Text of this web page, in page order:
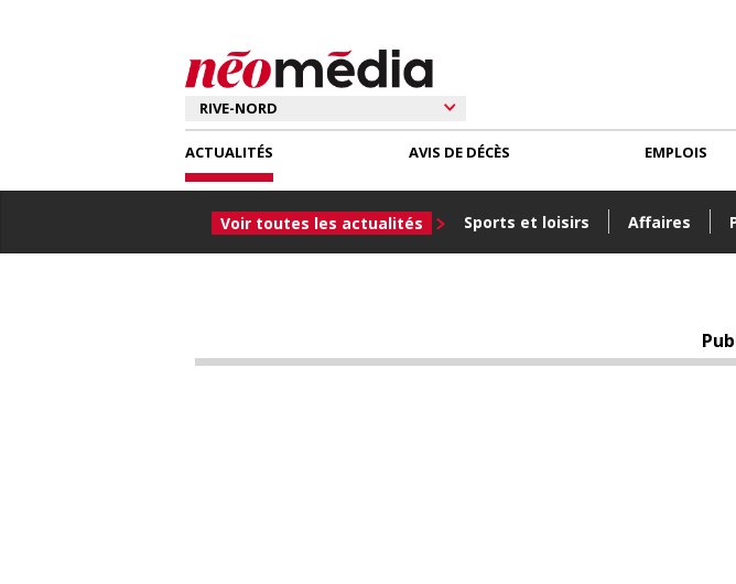
ACTUALITÉS
Voir toutes les actualités Sports et loisirs Affaires
AVIS DE DÉCÈS EMPLOIS